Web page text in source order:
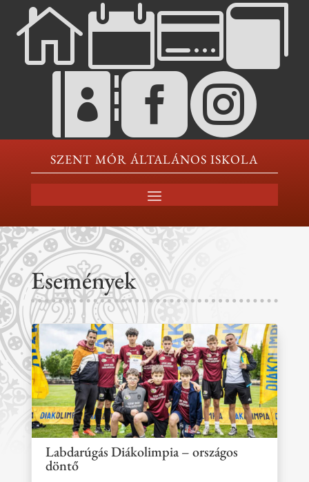


SZENT MÓR ÁLTALÁNOS ISKOLA
Események
Labdarúgás Diákolimpia – országos
döntő